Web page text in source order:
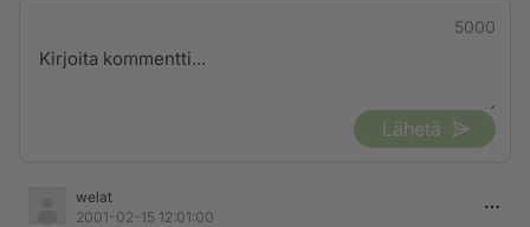
5000
Lähetä
welat
2001-02-15 12:01:00